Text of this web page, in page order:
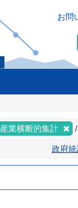
お問
産業横断的集計
政府統